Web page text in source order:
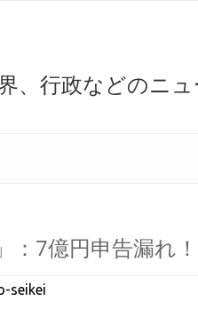
、行政などのニュ
7億円申告漏れ！
seikei